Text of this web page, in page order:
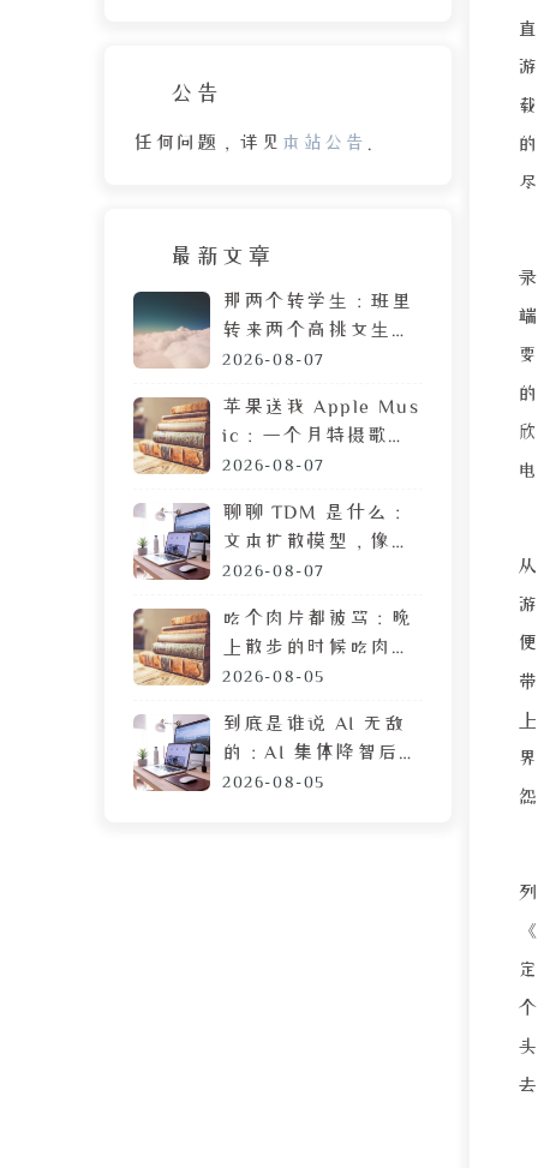
公告
任何问题，详见 本站公告
最新文章
那两个转学生：班里
转来两个高挑女生，
拷贝 MP3 居然是喜
2026-08-07
苹果送我 Apple Mus
ic：一个月特摄歌曲
搜索体验，让我果断
2026-08-07
聊聊 TDM 是什么：
文本扩散模型，像生
成图片一样生成文章
2026-08-07
吃个肉片都被骂：晚
上散步的时候吃肉
脯，遭陌生人鄙视的
2026-08-05
到底是谁说 AI 无敌
的：AI 集体降智后，
DeepSeek 让我彻底
2026-08-05